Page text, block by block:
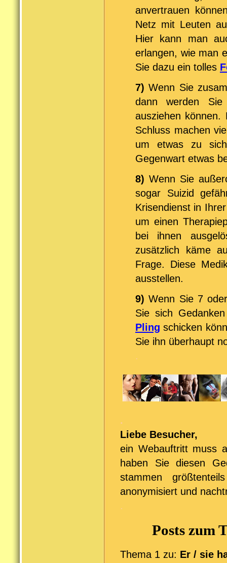
anvertrauen
Netz mit Leuten
Hier kann man
erlangen, wie man
Sie dazu ein tolles
7) Wenn Sie
dann werden
ausziehen
Schluss machen
um etwas zu
Gegenwart etwas
8) Wenn Sie
sogar Suizid
Krisendienst in
um einen
bei ihnen
zusätzlich käme
Frage. Diese
ausstellen.
9) Wenn Sie 7
Sie sich
Pling schicken
Sie ihn überhaupt
.
.
Liebe Besucher,
ein Webauftritt muss
haben Sie diesen
stammen
anonymisiert und
.
Posts zum
Thema 1 zu: Er / sie